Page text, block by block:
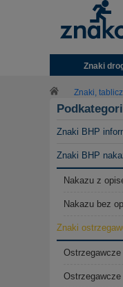
Znaki
Znaki,
Znaki BHP
Znaki BHP
Nakazu z
Nakazu bez
Znaki